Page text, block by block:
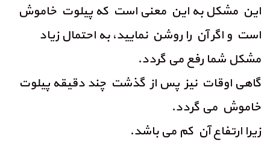
این مشکل به این معنی است که پیلوت خاموش
است و اگر آن را روشن نمایید، به احتمال زیاد
مشکل شما رفع می‌ گردد.
گاهی اوقات نیز پس از گذشت چند دقیقه پیلوت
خاموش می‌ گردد.
زیرا ارتفاع آن کم می باشد.